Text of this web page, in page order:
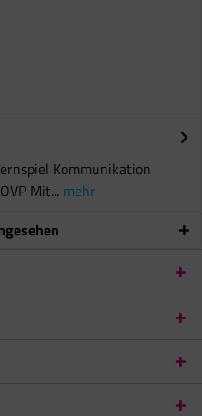
Kommunikation
Mit... mehr